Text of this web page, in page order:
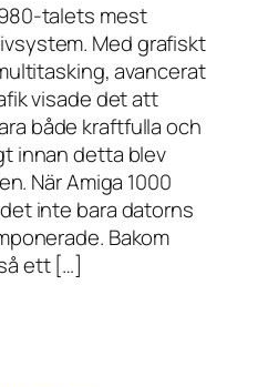
talets mest
Med grafiskt
avancerat
visade det att
både kraftfulla och
innan detta blev
När Amiga 1000
inte bara datorns
Bakom
ett […]